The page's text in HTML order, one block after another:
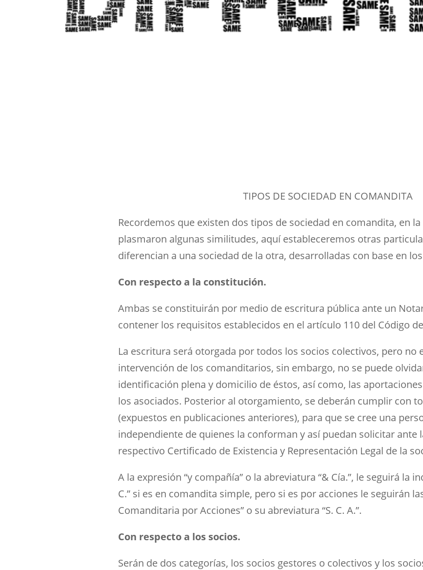
TIPOS DE SOCIEDAD EN COMANDITA
Recordemos que existen dos tipos de sociedad en comandita, en
plasmaron algunas similitudes, aquí estableceremos otras
diferencian a una sociedad de la otra, desarrolladas con base en
Con respecto a la constitución.
Ambas se constituirán por medio de escritura pública ante un
contener los requisitos establecidos en el artículo 110 del Código
La escritura será otorgada por todos los socios colectivos, pero no
intervención de los comanditarios, sin embargo, no se puede
identificación plena y domicilio de éstos, así como, las
los asociados. Posterior al otorgamiento, se deberán cumplir con
(expuestos en publicaciones anteriores), para que se cree una
independiente de quienes la conforman y así puedan solicitar ante
respectivo Certificado de Existencia y Representación Legal de la
A la expresión “y compañía” o la abreviatura “& Cía.”, le seguirá la
C.” si es en comandita simple, pero si es por acciones le seguirán
Comanditaria por Acciones” o su abreviatura “S. C. A.”.
Con respecto a los socios.
Serán de dos categorías, los socios gestores o colectivos y los